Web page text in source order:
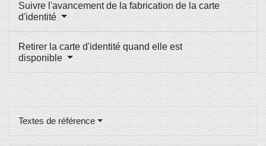
Suivre l'avancement de la fabrication de la carte
d'identité
Retirer la carte d'identité quand elle est
disponible
Textes de référence